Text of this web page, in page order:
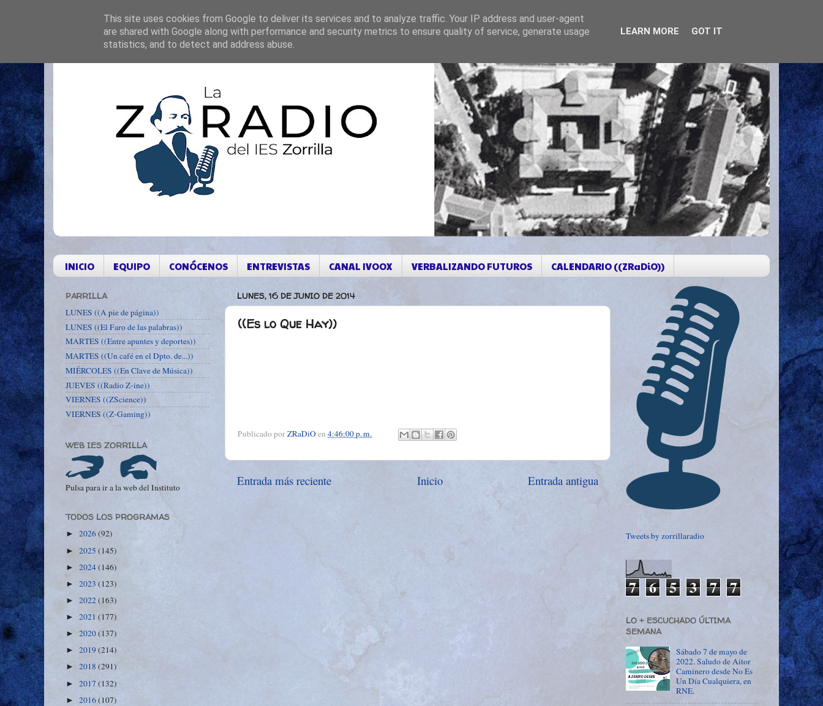
INICIO EQUIPO CONÓCENOS ENTREVISTAS CANAL IVOOX VERBALIZANDO FUTUROS CALENDARIO ((ZRaDiO))
LUNES, 16 DE JUNIO DE 2014
((Es lo Que Hay))
Publicado porZRaDiOen 4:46:00 p. m.
Entrada más reciente Entrada antigua
Inicio
PARRILLA
LUNES ((A pie de página))
LUNES ((El Faro de las palabras))
MARTES ((Entre apuntes y deportes))
MARTES ((Un café en el Dpto. de...))
MIÉRCOLES ((En Clave de Música))
JUEVES ((Radio Z-ine))
VIERNES ((ZScience))
VIERNES ((Z-Gaming))
WEB IES ZORRILLA
Pulsa para ir a la web del Instituto
TODOS LOS PROGRAMAS
► 2026(92)
► 2025 (145)
► 2024(146)
► 2023 (123)
► 2022(163)
► 2021 (177)
► 2020(137)
► 2019(214)
► 2018 (291)
► 2017 (132)
► 2016(107)
Tweets by zorrillaradio
7 6 5 3 7 7
LO + ESCUCHADO ÚLTIMA
SEMANA
Sábado 7 de mayo de
2022. Saludo de Aitor
Caminero desde No Es
Un Día Cualquiera, en
RNE.
This site uses cookies from Google to deliver its services and to analyze traffic. Your IP address and user-agent
are shared with Google along with performance and security metrics to ensure quality of service, generate usage
statistics, and to detect and address abuse.
LEARN MORE GOT IT